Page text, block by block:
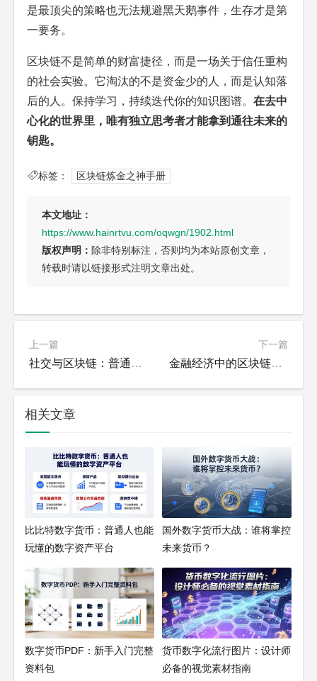
是最顶尖的策略也无法规避黑天鹅事件，生存才是第
一要务。
区块链不是简单的财富捷径，而是一场关于信任重构
的社会实验。它淘汰的不是资金少的人，而是认知落
后的人。保持学习，持续迭代你的知识图谱。 在去中
心化的世界里，唯有独立思考者才能拿到通往未来的
钥匙。
标签： 区块链炼金之神手册
本文地址：
https://www.hainrtvu.com/oqwgn/1902.html
版权声明： 除非特别标注，否则均为本站原创文章，
转载时请以链接形式注明文章出处。
上一篇
社交与区块链：普通人如何玩转去中心化人脉？
下一篇
金融经济中的区块链到底怎么用？
相关文章
比比特数字货币：普通人也能
玩懂的数字资产平台
国外数字货币大战：谁将掌控
未来货币？
数字货币PDF：新手入门完整
资料包
货币数字化流行图片：设计师
必备的视觉素材指南